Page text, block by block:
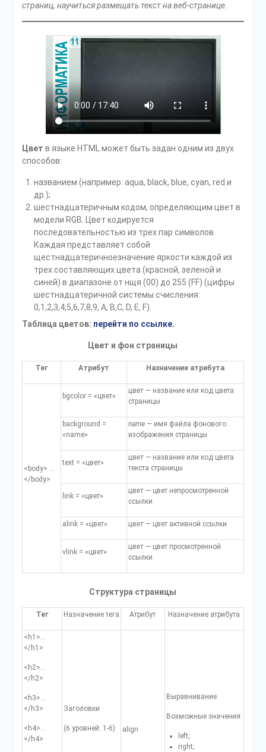
страниц, научиться размещать текст на веб-странице.
Цвет в языке HTML может быть задан одним из двух
способов:
названием (например: aqua, black, blue, cyan, red и
др.);
шестнадцатеричным кодом, определяющим цвет в
модели RGB. Цвет ко­дируется
последовательностью из трех пар символов.
Каждая представляет собой
щестнадцатеричноезначение яркости каждой из
трех составляющих цвета (красной, зеленой и
синей) в диапазоне от нщя (00) до 255 (FF) (цифры
шестнадцатеричной системы счисления:
0,1,2,3,4,5,6,7,8,9, А, В,С, D, Е, F).
Таблица цветов: перейти по ссылке.
Цвет и фон страницы
Тег Атрибут Назначение атрибута
<body> …
</body>
bgcolor = «цвет»
цвет— название или код цвета
страницы
background =
«name»
name— имя файла фонового
изображения страницы
text = «цвет»
цвет— название или код цвета
текста стра­ницы
link = «цвет»
цвет— цвет непросмотренной
ссылки
alink = «цвет» цвет— цвет активной ссылки
vlink = «цвет»
цвет— цвет просмотренной
ссылки
Структура страницы
Тег Назначение тега Атрибут Назначение атрибута
<h1>…
</h1>
<h2>…
</h2>
<h3>…
</h3>
<h4>…
</h4>
Заголовки
(6 уровней: 1-6) align
Выравнивание.
Возможные значения:
left;
right;